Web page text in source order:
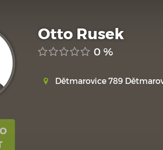
Otto Rusek
0 %
Dětmarovice 789